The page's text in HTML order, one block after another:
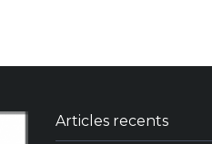
Articles recents